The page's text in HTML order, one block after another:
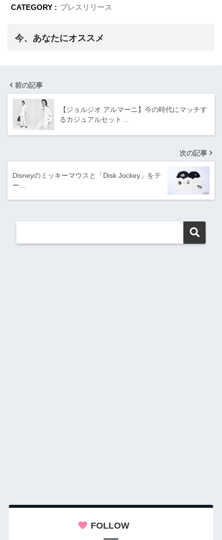
CATEGORY : プレスリリース
今、あなたにオススメ
前の記事
【ジョルジオ アルマーニ】今の時代にマッチす
るカジュアルセット…
次の記事
Disneyのミッキーマウスと「Disk Jockey」をテ
ー…
FOLLOW